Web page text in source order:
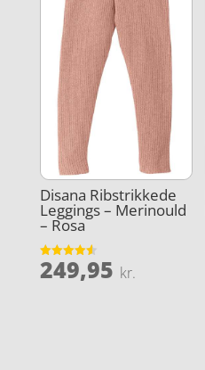
Disana Ribstrikkede
Leggings – Merinould
– Rosa
Vurderet
4.6
249,95 kr.